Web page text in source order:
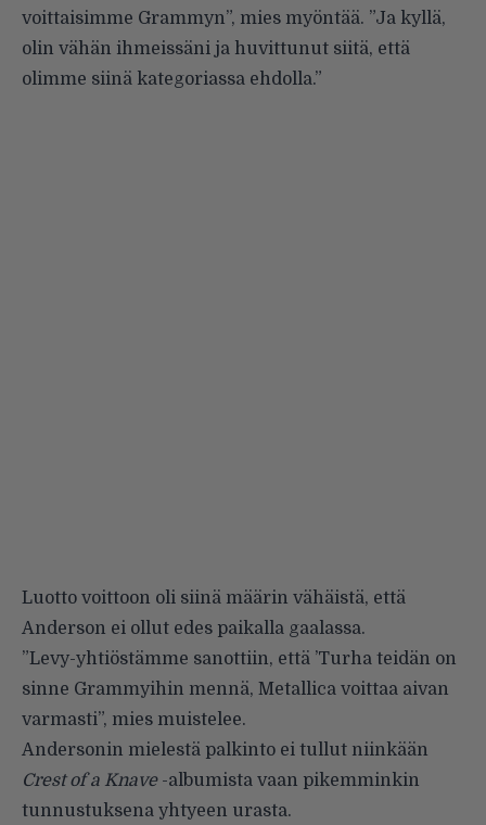
voittaisimme Grammyn”, mies myöntää. ”Ja kyllä,
olin vähän ihmeissäni ja huvittunut siitä, että
olimme siinä kategoriassa ehdolla.”
Luotto voittoon oli siinä määrin vähäistä, että
Anderson ei ollut edes paikalla gaalassa.
”Levy-yhtiöstämme sanottiin, että ’Turha teidän on
sinne Grammyihin mennä, Metallica voittaa aivan
varmasti”, mies muistelee.
Andersonin mielestä palkinto ei tullut niinkään
Crest of a Knave -albumista vaan pikemminkin
tunnustuksena yhtyeen urasta.